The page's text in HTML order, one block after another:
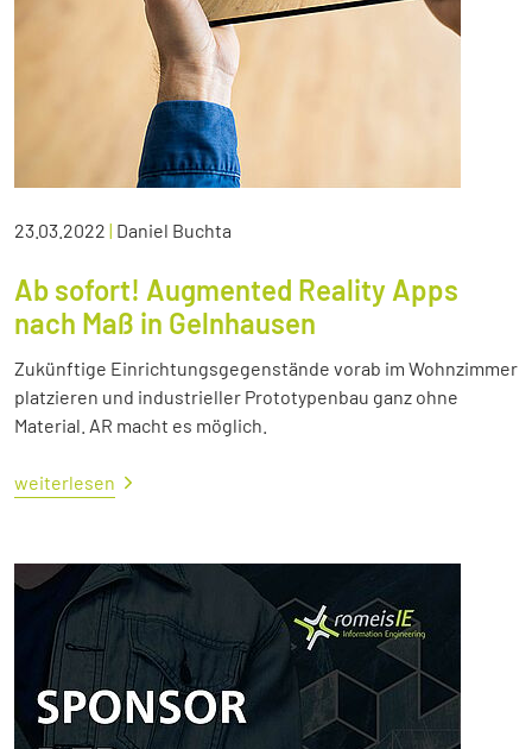
23.03.2022 | Daniel Buchta
Ab sofort! Augmented Reality Apps
nach Maß in Gelnhausen
Zukünftige Einrichtungsgegenstände vorab im Wohnzimmer
platzieren und industrieller Prototypenbau ganz ohne
Material. AR macht es möglich.
weiterlesen